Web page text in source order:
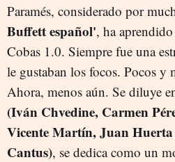
Paramés, considerado por
Buffett español', ha
Cobas 1.0. Siempre fue una
le gustaban los focos. Pocos y
Ahora, menos aún. Se diluye
(Iván Chvedine, Carmen
Vicente Martín, Juan
Cantus), se dedica como un